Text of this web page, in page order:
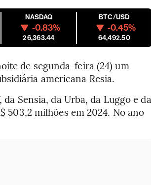
NASDAQ
-0.83%
26,363.44
BTC/USD
-0.45%
64,492.50
de segunda-feira (24) um
americana Resia.
Sensia, da Urba, da Luggo e da
503,2 milhões em 2024. No ano